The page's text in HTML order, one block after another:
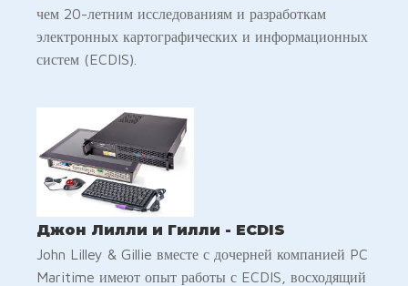
чем 20-летним исследованиям и разработкам
электронных картографических и информационных
систем (ECDIS).
Джон Лилли и Гилли - ECDIS
John Lilley & Gillie вместе с дочерней компанией PC
Maritime имеют опыт работы с ECDIS, восходящий